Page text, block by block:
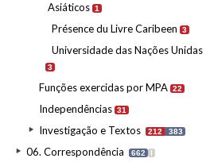
Asiáticos 1
Présence du Livre Caribeen 3
Universidade das Nações Unidas
3
Funções exercidas por MPA 22
Independências 31
Investigação e Textos 212 383
06. Correspondência 662 I